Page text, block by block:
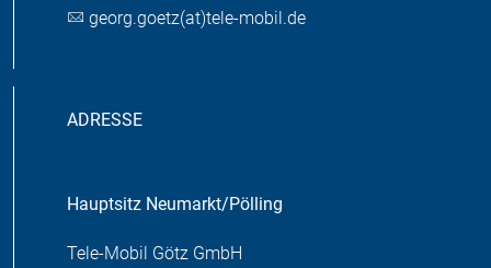
georg.goetz(at)tele-mobil.de
ADRESSE
Hauptsitz Neumarkt/Pölling
Tele-Mobil Götz GmbH